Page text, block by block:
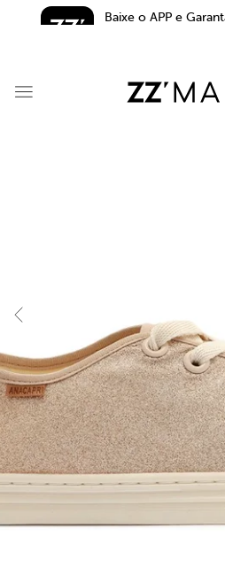
Baixe o APP e